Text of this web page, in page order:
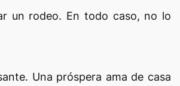
un rodeo. En todo caso, no lo
Una próspera ama de casa